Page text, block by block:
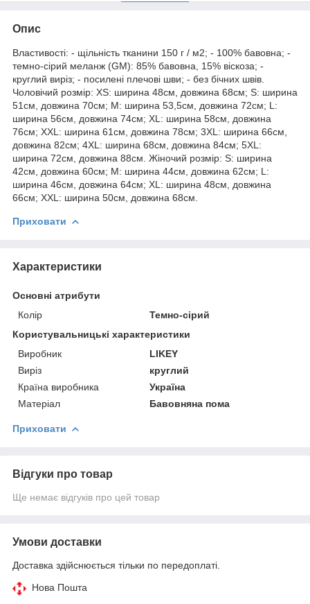
Опис
Властивості: - щільність тканини 150 г / м2; - 100% бавовна; -
темно-сірий меланж (GM): 85% бавовна, 15% віскоза; -
круглий виріз; - посилені плечові шви; - без бічних швів.
Чоловічий розмір: XS: ширина 48см, довжина 68см; S: ширина
51см, довжина 70см; M: ширина 53,5см, довжина 72см; L:
ширина 56см, довжина 74см; XL: ширина 58см, довжина
76см; XXL: ширина 61см, довжина 78см; 3XL: ширина 66см,
довжина 82см; 4XL: ширина 68см, довжина 84см; 5XL:
ширина 72см, довжина 88см. Жіночий розмір: S: ширина
42см, довжина 60см; M: ширина 44см, довжина 62см; L:
ширина 46см, довжина 64см; XL: ширина 48см, довжина
66см; XXL: ширина 50см, довжина 68см.
Приховати
Характеристики
Основні атрибути
Колір
Темно-сірий
Користувальницькі характеристики
Виробник
LIKEY
Виріз
круглий
Країна виробника
Україна
Матеріал
Бавовняна пома
Приховати
Відгуки про товар
Ще немає відгуків про цей товар
Умови доставки
Доставка здійснюється тільки по передоплаті.
Нова Пошта